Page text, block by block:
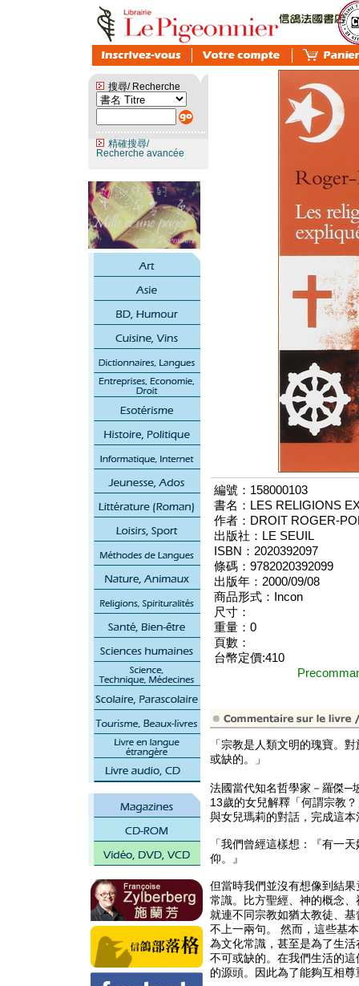
搜尋/ Recherche
精確搜尋/
Recherche avancée
編號：158000103
書名：LES RELIGIONS
作者：DROIT ROGER-
出版社：LE SEUIL
ISBN：2020392097
條碼：9782020392099
出版年：2000/09/08
商品形式：Incon
尺寸：
重量：0
頁數：
台幣定價:410
「宗教是人類文明的瑰寶。
或缺的。」
法國當代知名哲學家－羅傑─
13歲的女兒解釋「何謂宗教
與女兒瑪莉的對話，完成這
「我們曾經這樣想：『有一
仰。』
但當時我們並沒有想像到結
常識。比方聖經、神的概念
就連不同宗教如猶太教徒、
不上一兩句。 然而，這些基
為文化常識，甚至是為了生
不可或缺的。在我們生活的
的源頭。因此為了能夠互相